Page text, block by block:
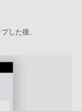
した後、